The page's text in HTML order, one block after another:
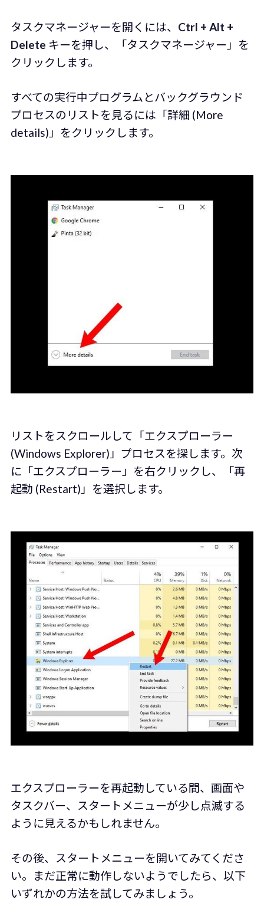
タスクマネージャーを開くには、 Ctrl + Alt +
Delete キーを押し、「タスクマネージャー」を
クリックします。
すべての実行中プログラムとバックグラウンド
プロセスのリストを見るには「詳細 (More
details)」をクリックします。
リストをスクロールして「エクスプローラー
(Windows Explorer)」プロセスを探します。次
に「エクスプローラー」を右クリックし、「再
起動 (Restart)」を選択します。
エクスプローラーを再起動している間、画面や
タスクバー、スタートメニューが少し点滅する
ように見えるかもしれません。
その後、スタートメニューを開いてみてくださ
い。まだ正常に動作しないようでしたら、以下
いずれかの方法を試してみましょう。